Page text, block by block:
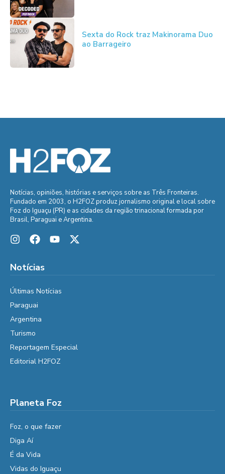
Sexta do Rock traz Makinorama Duo
ao Barrageiro
Notícias, opiniões, histórias e serviços sobre as Três Fronteiras.
Fundado em 2003, o H2FOZ produz jornalismo original e local sobre
Foz do Iguaçu (PR) e as cidades da região trinacional formada por
Brasil, Paraguai e Argentina.
Notícias
Últimas Notícias
Paraguai
Argentina
Turismo
Reportagem Especial
Editorial H2FOZ
Planeta Foz
Foz, o que fazer
Diga Aí
É da Vida
Vidas do Iguaçu